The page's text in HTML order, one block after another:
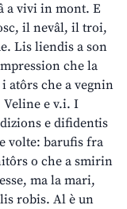
a vivi in mont. E
il nevâl, il troi,
Lis liendis a son
che la
atôrs che a vegnin
e v.i. I
e difidentis
volte: barufis fra
o che a smirin
ma la mari,
robis. Al è un